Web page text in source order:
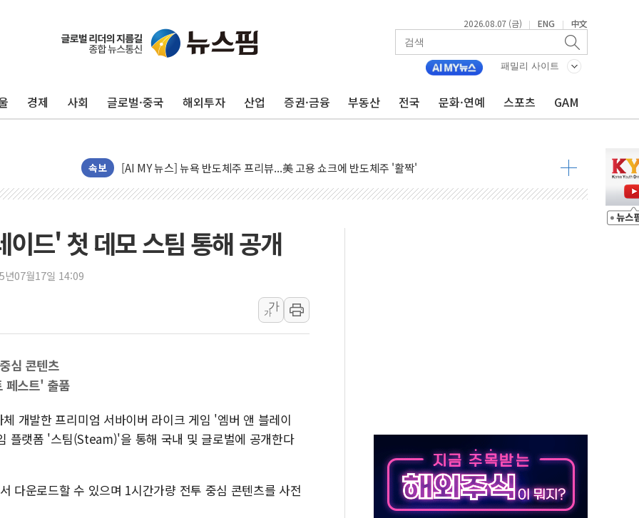
2026.08.07 (금) | ENG | 中文
패밀리 사이트
경제 사회 글로벌·중국 해외투자 산업 증권·금융 부동산 전국 문화·연예 스포츠 GAM
속보
이란의 핵심 원유 수출항 '하르그섬', 최근 1주일 이상 '올스톱'… 美 해상봉쇄 영향
美 고용 쇼크에 엔화 장중 급등…시장은 "또 개입했나" 촉각
뉴욕증시 프리뷰, 美 고용 쇼크에 금리 인상 우려 후퇴…나스닥 선물 1%대 상승
[종합] 美 7월 고용 2만3000명 감소 '쇼크'…9월 금리 인상 기대 후퇴
뉴욕증시 개장 전 특징주...아틀라시안·클라우드플레어·태양광주↑ VS 트레이드데스크·웬디스↓
보훈부, 미 DPAA와 MOU… "6·25 미군 실종자 7359명 끝까지 찾겠다"
특정 정치인 측근 포항시 정책특보 내정설...포항시 '시끌'
李 "해남 태양광, 대한민국 다음 100년 밑거름…수도권 집중 완화 전환점"
李 대통령, '6시간 마라톤 부동산 2차 회의' 주재… "전폭적 공급 확대·속도전 총력"
남동발전, 해남군에 국내 최대 규모 400MW 태양광 착공…여의도 1.6배 규모
[인도증시] 중동 불안 속 유가 상승에 소폭 하락...금융주 낙폭 커
황희 '폐버스 청년주택' SNS 글 역풍에 "정부정책 아냐" 해명
폭염 누그러지고 가뭄 숙지나...경북동해안권 8~9일 최대 100mm 호우
사우디·튀르키예·파키스탄, '공동방위협정' 체결… 수니파 국가들의 새 안보 협력 구도
드' 첫 데모 스팀 통해 공개
년07월17일 14:09
가
가
심 콘텐츠
페스트' 출품
개발한 프리미엄 서바이버 라이크 게임 '엠버 앤 블레이
플랫폼 '스팀(Steam)'을 통해 국내 및 글로벌에 공개한다
다운로드할 수 있으며 1시간가량 전투 중심 콘텐츠를 사전